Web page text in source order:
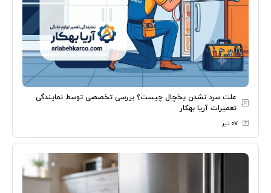
علت سرد نشدن یخچال چیست؟ بررسی تخصصی توسط نمایندگی
تعمیرات آریا بهکار
۰۷ تیر